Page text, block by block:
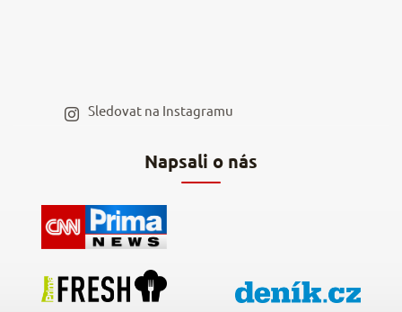
Napsali o nás
Sledovat na Instagramu
Hodnocení obchodu